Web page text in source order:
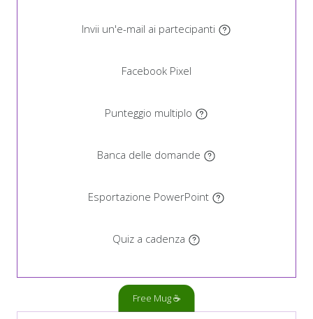
Invii un'e-mail ai partecipanti
Facebook Pixel
Punteggio multiplo
Banca delle domande
Esportazione PowerPoint
Quiz a cadenza
Free Mug ☕